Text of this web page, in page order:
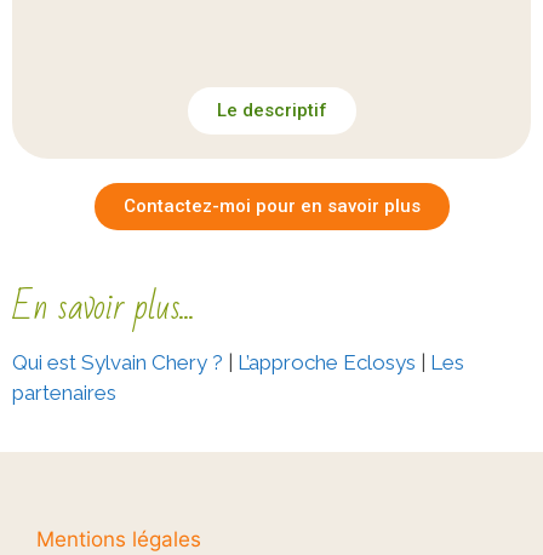
Le descriptif
Contactez-moi pour en savoir plus
En savoir plus...
Qui est Sylvain Chery ? L’approche Eclosys
Les
partenaires
Mentions légales